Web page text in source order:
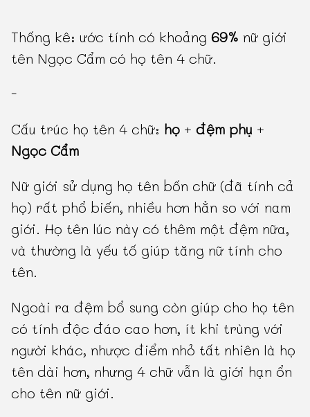
Thống kê: ước tính có khoảng69% nữ giới
tên Ngọc Cẩm có họ tên 4 chữ.
-
Cấu trúc họ tên 4 chữ: họ +đệm phụ +
Ngọc Cẩm
Nữ giới sử dụng họ tên bốn chữ (đã tính cả
họ) rất phổ biến, nhiều hơn hẳn so với nam
giới. Họ tên lúc này có thêm một đệm nữa,
và thường là yếu tố giúp tăng nữ tính cho
tên.
Ngoài ra đệm bổ sung còn giúp cho họ tên
có tính độc đáo cao hơn, ít khi trùng với
người khác, nhược điểm nhỏ tất nhiên là họ
tên dài hơn, nhưng 4 chữ vẫn là giới hạn ổn
cho tên nữ giới.